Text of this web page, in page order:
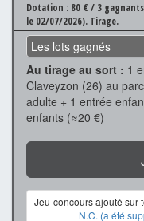
Dotation : 80 € / 3
le 02/07/2026). Tirage.
Les lots gagnés
Au tirage au sort : 1
Claveyzon (26) au
adulte + 1 entrée
enfants (≈20 €)
Jeu-concours ajouté sur
N.C. (a été